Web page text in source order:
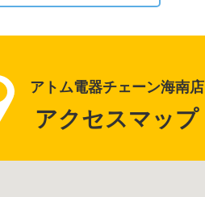
アトム電器チェーン海南店
アクセスマップ